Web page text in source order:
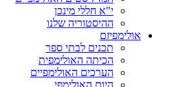
י"א חללי מינכן
ההיסטוריה שלנו
אולימפיזם
תכנים לבתי ספר
הכיתה האולימפית
הערכים האולימפיים
היום האולימפי